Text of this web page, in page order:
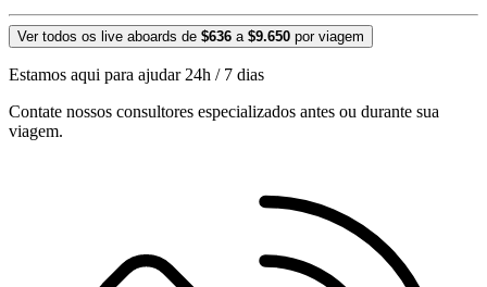
Ver todos os live aboards de $636 a $9.650 por viagem
Estamos aqui para ajudar 24h / 7 dias
Contate nossos consultores especializados antes ou durante sua
viagem.